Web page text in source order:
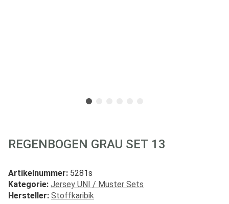
REGENBOGEN GRAU SET 13
Artikelnummer: 5281s
Kategorie: Jersey UNI / Muster Sets
Hersteller: Stoffkaribik